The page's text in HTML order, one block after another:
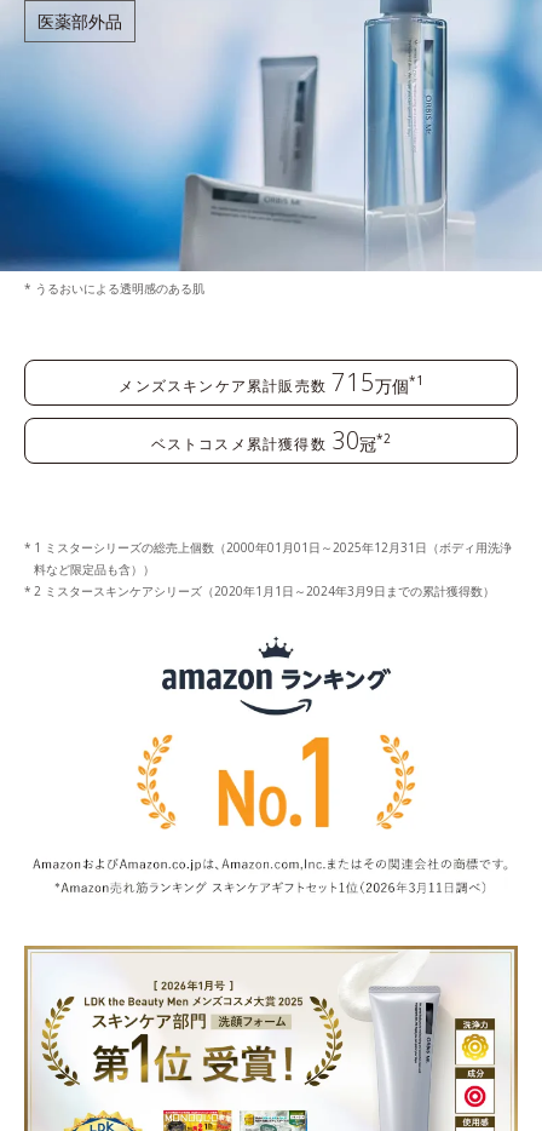
医薬部外品
* うるおいによる透明感のある肌
メンズスキンケア累計販売数 715万個*1
ベストコスメ累計獲得数 30冠*2
1 ミスターシリーズの総売上個数（2000年01月01日～2025年12月31日（ボディ用洗浄
料など限定品も含））
2 ミスタースキンケアシリーズ（2020年1月1日～2024年3月9日までの累計獲得数）